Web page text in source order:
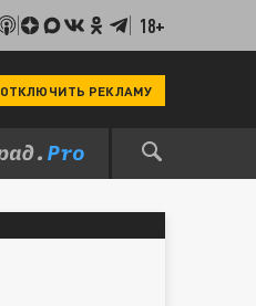
18+
ОТКЛЮЧИТЬ РЕКЛАМУ